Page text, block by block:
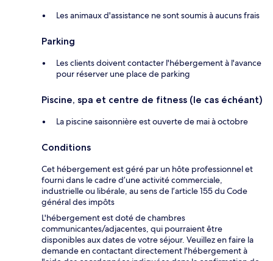
Les animaux d'assistance ne sont soumis à aucuns frais
Parking
Les clients doivent contacter l'hébergement à l'avance
pour réserver une place de parking
Piscine, spa et centre de fitness (le cas échéant)
La piscine saisonnière est ouverte de mai à octobre
Conditions
Cet hébergement est géré par un hôte professionnel et
fourni dans le cadre d’une activité commerciale,
industrielle ou libérale, au sens de l’article 155 du Code
général des impôts
L'hébergement est doté de chambres
communicantes/adjacentes, qui pourraient être
disponibles aux dates de votre séjour. Veuillez en faire la
demande en contactant directement l'hébergement à